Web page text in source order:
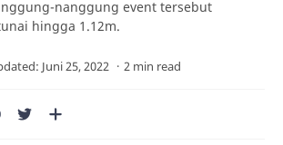
nanggung event tersebut
hingga 1.12m.
2 min read